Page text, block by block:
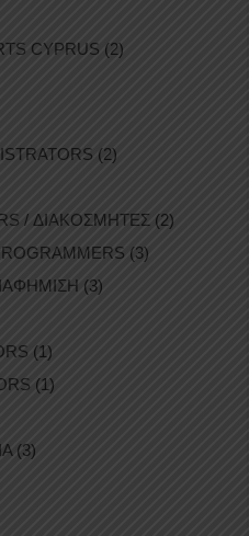
CYPRUS (2)
(2)
/ ΔΙΑΚΟΣΜΗΤΕΣ (2)
(3)
(3)
(1)
(1)
(3)